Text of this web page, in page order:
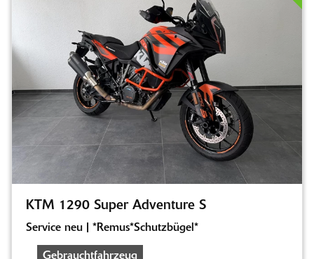
KTM 1290 Super Adventure S
Service neu | *Remus*Schutzbügel*
Gebrauchtfahrzeug